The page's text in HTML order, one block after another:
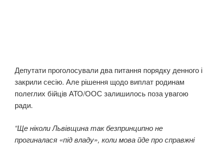
Депутати проголосували два питання порядку денного і
закрили сесію. Але рішення щодо виплат родинам
полеглих бійців АТО/ООС залишилось поза увагою
ради.
“Ще ніколи Львівщина так безпринципно не
прогиналася «під владу», коли мова йде про справжні